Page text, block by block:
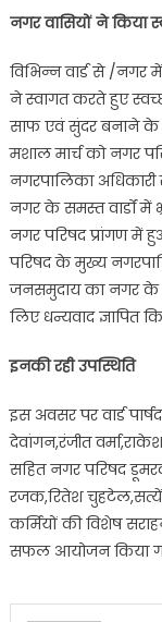
नगर वासियों ने किया
विभिन्न वार्ड से /
ने स्वागत करते हुए
साफ एवं सुंदर बनाने के
मशाल मार्च को नगर
नगरपालिका अधिकारी
नगर के समस्त वार्डों में
नगर परिषद प्रांगण में
परिषद के मुख्य
जनसमुदाय का नगर के
लिए धन्यवाद ज्ञापित
इनकी रही उपस्थिति
इस अवसर पर वार्ड
देवांगन,रंजीत
सहित नगर परिषद
रजक,रितेश
कर्मियों की विशेष
सफल आयोजन किया